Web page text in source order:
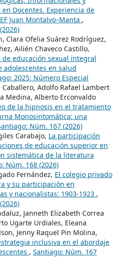
Docentes. Experiencia de
Juan Montalvo–Manta ,
Clara Ofelia Suárez Rodríguez,
Ailién Chaveco Castillo,
educación sexual integral
adolescentes en salud
2025: Número Especial
Adolfo Rafael Lambert
Medina, Alberto Erconvaldo
de la hipnosis en el tratamiento
Monosintomática: una
Núm. 167 (2026)
Carabajo, La participación
de educación superior en
sistemática de la literatura
Núm. 168 (2026)
Fernández, El colegio privado
y su participación en
y nacionalistas: 1903-1923 ,
Janneth Elizabeth Correa
Ugarte Urdiales, Eleana
Jenny Raquel Pin Molina,
inclusiva en el abordaje
, Santiago: Núm. 167